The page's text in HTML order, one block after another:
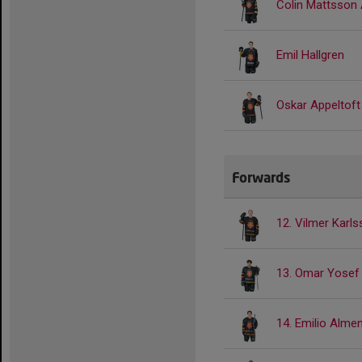
Colin Mattsson
Emil Hallgren
Oskar Appeltoft
Forwards
12. Vilmer
13. Omar Yosef
14. Emilio